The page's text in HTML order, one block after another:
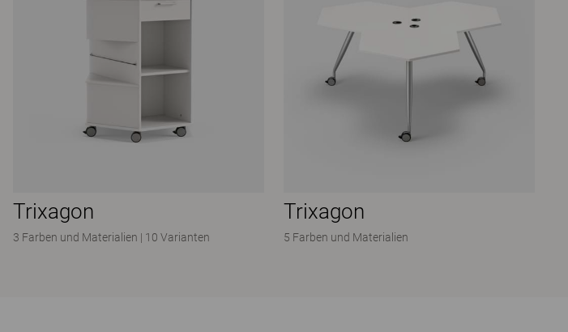
Trixagon
3 Farben und Materialien | 10 Varianten
Trixagon
5 Farben und Materialien